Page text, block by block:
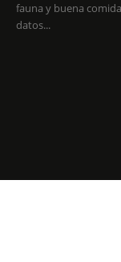
fauna y buena
datos...